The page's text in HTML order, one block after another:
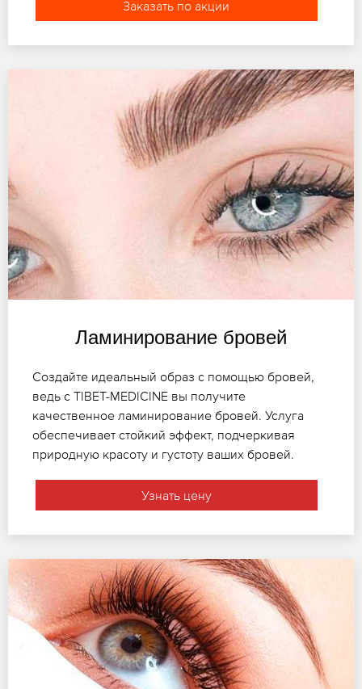
Заказать по акции
Ламинирование бровей
Создайте идеальный образ с помощью бровей,
ведь с TIBET-MEDICINE вы получите
качественное ламинирование бровей. Услуга
обеспечивает стойкий эффект, подчеркивая
природную красоту и густоту ваших бровей.
Узнать цену